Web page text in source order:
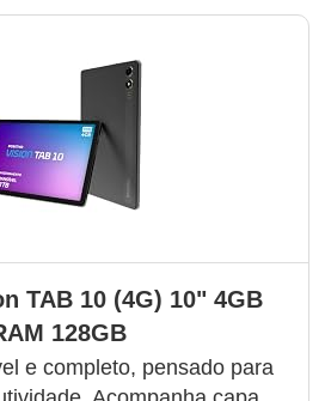
TAB 10 (4G) 10" 4GB
128GB
e completo, pensado para